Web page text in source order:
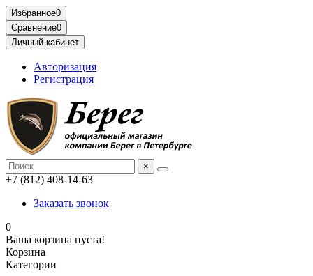
Избранное0
Сравнение0
Личный кабинет
Авторизация
Регистрация
×
+7 (812) 408-14-63
Заказать звонок
0
Ваша корзина пуста!
Корзина
Категории